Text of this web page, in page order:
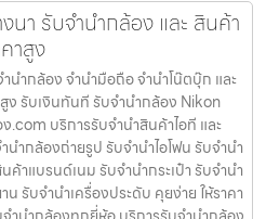
นา รับจํานํากล้อง และ สินค้า
าสูง
นํากล้อง จำนำมือถือ จำนำโน๊ตบุ๊ก และ
ง รับเงินทันที รับจำนำกล้อง Nikon
.com บริการรับจํานําสินค้าไอที และ
ากล้องถ่ายรูป รับจํานําไอโฟน รับจํานํา
าแบรนด์เนม รับจํานํากระเป๋า รับจํานํา
รับจํานําเครื่องประดับ คุยง่าย ให้ราคา